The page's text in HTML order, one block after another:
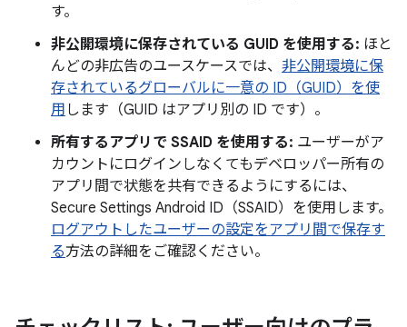
す。
非公開環境に保存されている GUID を使用する: ほと
んどの非広告のユースケースでは、 非公開環境に保
存されているグローバルに一意の ID（GUID）を使
用 します（GUID はアプリ別の ID です）。
所有するアプリで SSAID を使用する: ユーザーがア
カウントにログインしなくてもデベロッパー所有の
アプリ間で状態を共有できるようにするには、
Secure Settings Android ID（SSAID）を使用します。
ログアウトしたユーザーの設定をアプリ間で保存す
る方法の詳細をご確認ください。